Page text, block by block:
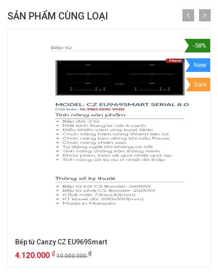
SẢN PHẨM CÙNG LOẠI
-58%
New
Sale
Bếp từ Canzy CZ EU969Smart
4.120.000 ₫ 10.000.000₫